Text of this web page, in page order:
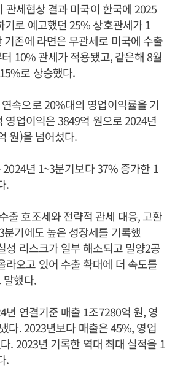
관세협상 결과 미국이 한국에 2025
기로 예고했던 25% 상호관세가 1
존에 라면은 무관세로 미국에 수출
10% 관세가 적용됐고, 같은해 8월
로 상승했다.
속으로 20%대의 영업이익률을 기
영업이익은 3849억 원으로 2024년
원)을 넘어섰다.
년 1~3분기보다 37% 증가한 1
.
출 호조세와 전략적 관세 대응, 고환
기에도 높은 성장세를 기록했
성 리스크가 일부 해소되고 밀양2공
라오고 있어 수출 확대에 더 속도를
말했다.
년 연결기준 매출 1조7280억 원, 영
다. 2023년보다 매출은 45%, 영업
. 2023년 기록한 역대 최대 실적을 1
.